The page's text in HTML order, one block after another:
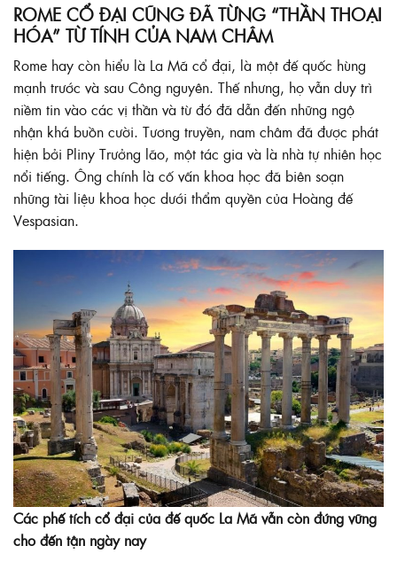
ROME CỔ ĐẠI CŨNG ĐÃ TỪNG “THẦN THOẠI
HÓA” TỪ TÍNH CỦA NAM CHÂM
Rome hay còn hiểu là La Mã cổ đại, là một đế quốc hùng
mạnh trước và sau Công nguyên. Thế nhưng, họ vẫn duy trì
niềm tin vào các vị thần và từ đó đã dẫn đến những ngộ
nhận khá buồn cười. Tương truyền, nam châm đã được phát
hiện bởi Pliny Trưởng lão, một tác gia và là nhà tự nhiên học
nổi tiếng. Ông chính là cố vấn khoa học đã biên soạn
những tài liệu khoa học dưới thẩm quyền của Hoàng đế
Vespasian.
Các phế tích cổ đại của đế quốc La Mã vẫn còn đứng vững
cho đến tận ngày nay